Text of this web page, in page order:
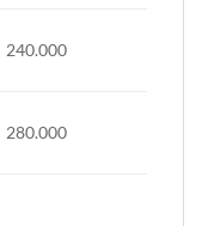
240.000
280.000